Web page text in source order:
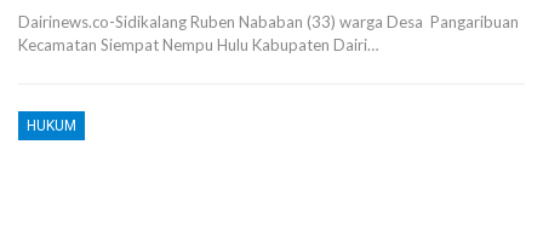
Dairinews.co-Sidikalang Ruben Nababan (33) warga Desa Pangaribuan
Kecamatan Siempat Nempu Hulu Kabupaten Dairi…
HUKUM